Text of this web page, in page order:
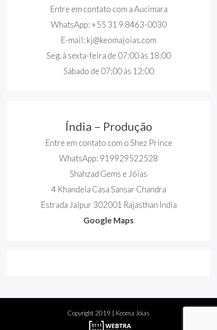
Entre em contato com a Aucimara
WhatsApp: +55 31 9 8463-0030
E-mail: kj@keomajoias.com
Seg. à sexta-feira de 07:00 às 18:00
Sábado de 07:00 às 12:00
Índia – Produção
Entre em contato com o Shez Prince
WhatsApp: 919929522528
Shahzad Gems e Jóias
4 Khandela Casa Sansar Chandra
Estrada Jaipur 302001 Rajasthan India
Google Maps
Copyright 2019 | Keoma Jóias